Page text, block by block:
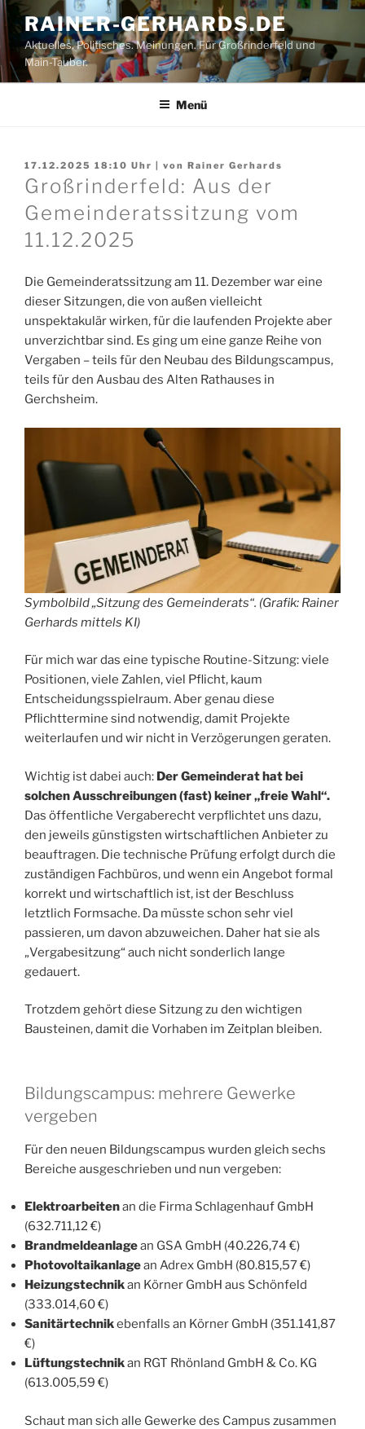
Zum
Inhalt
springen
RAINER-GERHARDS.DE
Aktuelles. Politisches. Meinungen. Für Großrinderfeld und
Main-Tauber.
Menü
17.12.2025 18:10 Uhr | von Rainer Gerhards
Großrinderfeld: Aus der
Gemeinderatssitzung vom
11.12.2025
Die Gemeinderatssitzung am 11. Dezember war eine
dieser Sitzungen, die von außen vielleicht
unspektakulär wirken, für die laufenden Projekte aber
unverzichtbar sind. Es ging um eine ganze Reihe von
Vergaben – teils für den Neubau des Bildungscampus,
teils für den Ausbau des Alten Rathauses in
Gerchsheim.
Symbolbild „Sitzung des Gemeinderats“. (Grafik: Rainer
Gerhards mittels KI)
Für mich war das eine typische Routine-Sitzung: viele
Positionen, viele Zahlen, viel Pflicht, kaum
Entscheidungsspielraum. Aber genau diese
Pflichttermine sind notwendig, damit Projekte
weiterlaufen und wir nicht in Verzögerungen geraten.
Wichtig ist dabei auch: Der Gemeinderat hat bei
solchen Ausschreibungen (fast) keiner „freie Wahl“.
Das öffentliche Vergaberecht verpflichtet uns dazu,
den jeweils günstigsten wirtschaftlichen Anbieter zu
beauftragen. Die technische Prüfung erfolgt durch die
zuständigen Fachbüros, und wenn ein Angebot formal
korrekt und wirtschaftlich ist, ist der Beschluss
letztlich Formsache. Da müsste schon sehr viel
passieren, um davon abzuweichen. Daher hat sie als
„Vergabesitzung“ auch nicht sonderlich lange
gedauert.
Trotzdem gehört diese Sitzung zu den wichtigen
Bausteinen, damit die Vorhaben im Zeitplan bleiben.
Bildungscampus: mehrere Gewerke
vergeben
Für den neuen Bildungscampus wurden gleich sechs
Bereiche ausgeschrieben und nun vergeben:
Elektroarbeitenan die Firma Schlagenhauf GmbH
(632.711,12 €)
Brandmeldeanlagean GSA GmbH (40.226,74 €)
Photovoltaikanlagean Adrex GmbH (80.815,57 €)
Heizungstechnikan Körner GmbH aus Schönfeld
(333.014,60 €)
Sanitärtechnikebenfalls an Körner GmbH (351.141,87
€)
Lüftungstechnikan RGT Rhönland GmbH & Co. KG
(613.005,59 €)
Schaut man sich alle Gewerke des Campus zusammen